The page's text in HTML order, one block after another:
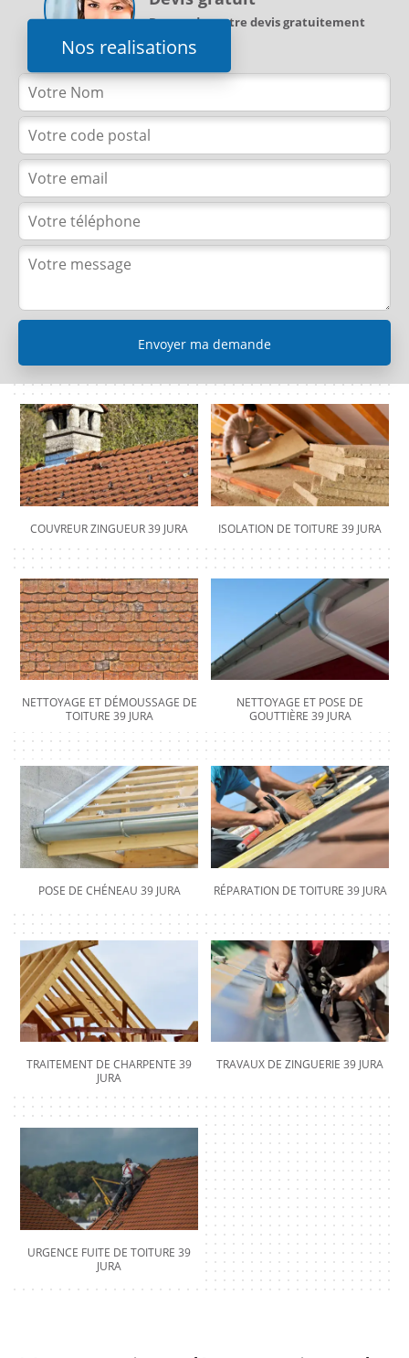
Nos realisations
Demandez votre devis gratuitement
COUVREUR ZINGUEUR 39 JURA ISOLATION DE TOITURE 39 JURA
NETTOYAGE ET DÉMOUSSAGE DE
TOITURE 39 JURA
NETTOYAGE ET POSE DE
GOUTTIÈRE 39 JURA
POSE DE CHÉNEAU 39 JURA RÉPARATION DE TOITURE 39 JURA
TRAITEMENT DE CHARPENTE 39
JURA
TRAVAUX DE ZINGUERIE 39 JURA
URGENCE FUITE DE TOITURE 39
JURA